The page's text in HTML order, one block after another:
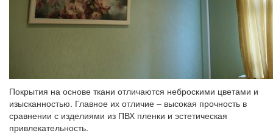
Покрытия на основе ткани отличаются неброскими цветами и
изысканностью. Главное их отличие – высокая прочность в
сравнении с изделиями из ПВХ пленки и эстетическая
привлекательность.